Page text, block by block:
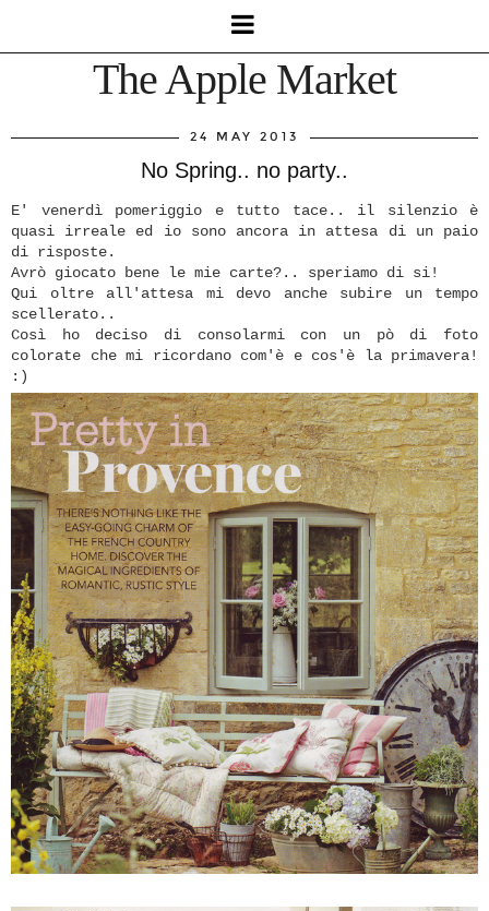
The Apple Market
24 MAY 2013
No Spring.. no party..
E' venerdì pomeriggio e tutto tace.. il silenzio è
quasi irreale ed io sono ancora in attesa di un paio
di risposte.
Avrò giocato bene le mie carte?.. speriamo di si!
Qui oltre all'attesa mi devo anche subire un tempo
scellerato..
Così ho deciso di consolarmi con un pò di foto
colorate che mi ricordano com'è e cos'è la primavera!
:)